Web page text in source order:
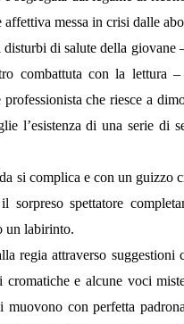
messa in crisi dalle
di salute della giovane
combattuta con la lettura
professionista che riesce a
l’esistenza di una serie di
si complica e con un guizzo
sorpreso spettatore
un labirinto.
regia attraverso
e alcune voci
muovono con perfetta